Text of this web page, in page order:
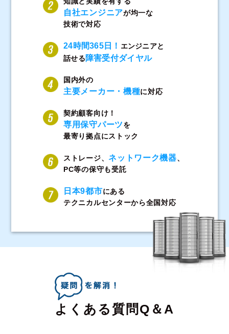
自社エンジニアが均一な
技術で対応
24時間365日！ エンジニアと
話せる障害受付ダイヤル
国内外の
主要メーカー・機種に対応
契約顧客向け！
専用保守パーツを
最寄り拠点にストック
ストレージ、ネットワーク機器、
PC等の保守も受託
日本9都市にある
テクニカルセンターから全国対応
よくある質問Q＆A